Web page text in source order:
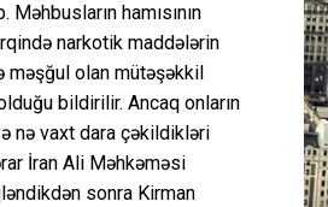
hamısının
narkotik maddələrin
məşğul olan mütəşəkkil
bildirilir. Ancaq onların
nə vaxt dara çəkildikləri
İran Ali Məhkəməsi
sonra Kirman